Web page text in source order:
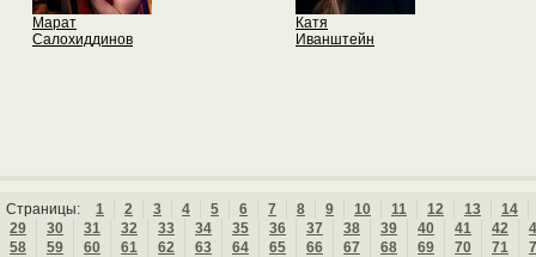
Марат
Салохиддинов
Катя
Иванштейн
Страницы: 1 2 3 4 5 6 7 8 9 10 11 12 13
14
29
30 31 32 33 34 35 36 37 38 39 40 41 42
58
59 60 61 62 63 64 65 66 67 68 69 70 71